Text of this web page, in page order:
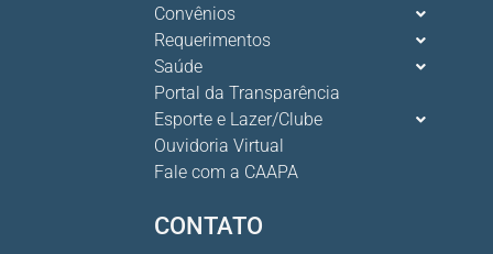
Convênios
Requerimentos
Saúde
Portal da Transparência
Esporte e Lazer/Clube
Ouvidoria Virtual
Fale com a CAAPA
CONTATO